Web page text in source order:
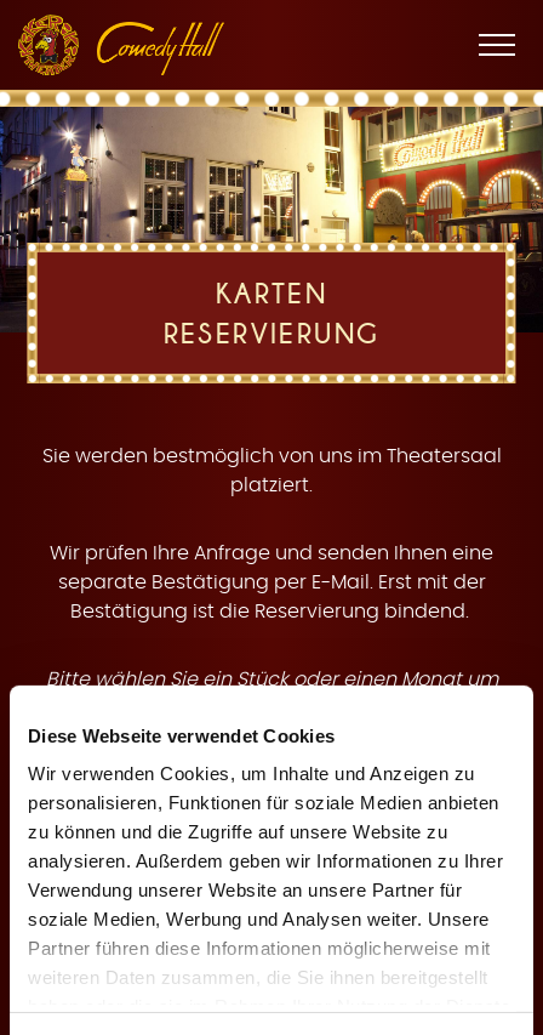
Diese Webseite verwendet Cookies
Wir verwenden Cookies, um Inhalte und Anzeigen zu
personalisieren, Funktionen für soziale Medien anbieten
zu können und die Zugriffe auf unsere Website zu
analysieren. Außerdem geben wir Informationen zu Ihrer
Verwendung unserer Website an unsere Partner für
soziale Medien, Werbung und Analysen weiter. Unsere
Partner führen diese Informationen möglicherweise mit
weiteren Daten zusammen, die Sie ihnen bereitgestellt
Hauptnavigation
Inhalt
Fußnavigation
K
a
r
e
n
Menü
KARTEN
RESERVIERUNG
Sie werden bestmöglich von uns im Theatersaal
platziert.
Wir prüfen Ihre Anfrage und senden Ihnen eine
separate Bestätigung per E-Mail. Erst mit der
Bestätigung ist die Reservierung bindend.
Bitte wählen Sie ein Stück oder einen Monat um
Theaterstück
Keine Karten für Ihre Auswahl verfügbar